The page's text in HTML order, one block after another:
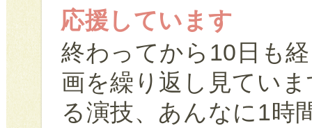
応援しています
終わってから10日も
画を繰り返し見てい
る演技、あんなに1時